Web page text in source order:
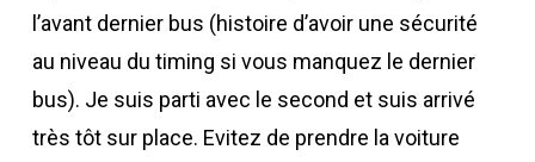
l’avant dernier bus (histoire d’avoir une sécurité
au niveau du timing si vous manquez le dernier
bus). Je suis parti avec le second et suis arrivé
très tôt sur place. Evitez de prendre la voiture